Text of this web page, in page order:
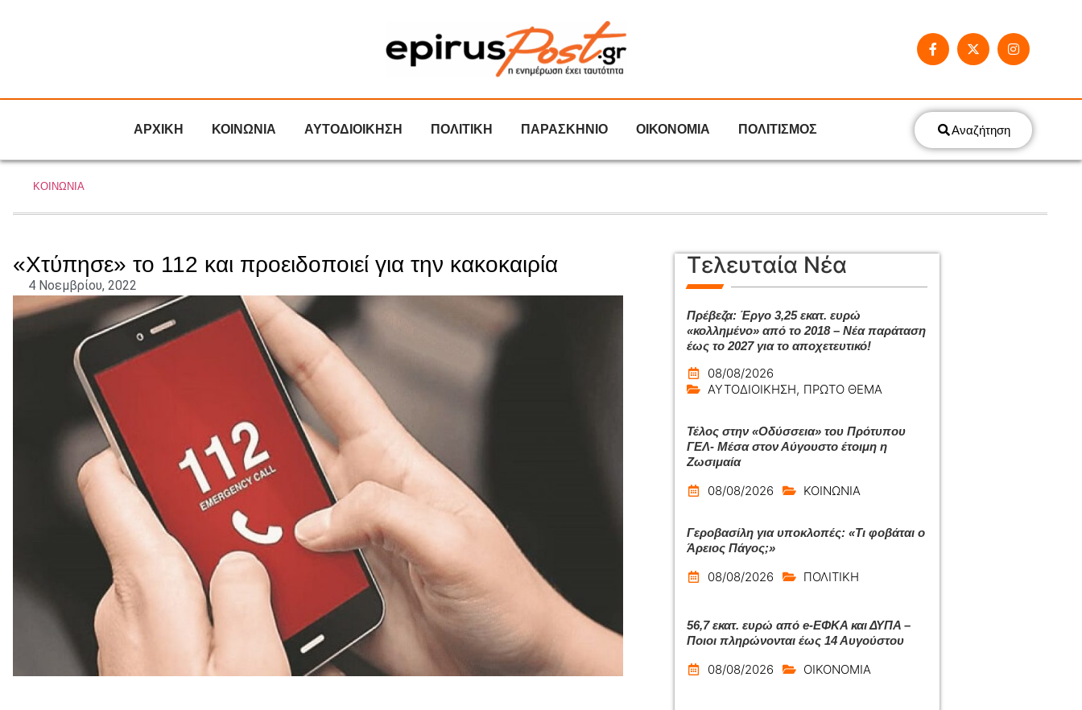
ΑΡΧΙΚΗ ΚΟΙΝΩΝΙΑ ΑΥΤΟΔΙΟΙΚΗΣΗ ΠΟΛΙΤΙΚΗ ΠΑΡΑΣΚΗΝΙΟ ΟΙΚΟΝΟΜΙΑ ΠΟΛΙΤΙΣΜΟΣ Αναζήτηση
ΚΟΙΝΩΝΙΑ
«Χτύπησε» το 112 και προειδοποιεί για την κακοκαιρία
4 Νοεμβρίου, 2022
Τελευταία Νέα
Πρέβεζα: Έργο 3,25 εκατ. ευρώ
«κολλημένο» από το 2018 – Νέα παράταση
έως το 2027 για το αποχετευτικό!
08/08/2026
ΑΥΤΟΔΙΟΙΚΗΣΗ, ΠΡΩΤΟ ΘΕΜΑ
Τέλος στην «Οδύσσεια» του Πρότυπου
ΓΕΛ- Μέσα στον Αύγουστο έτοιμη η
Ζωσιμαία
08/08/2026 ΚΟΙΝΩΝΙΑ
Γεροβασίλη για υποκλοπές: «Τι φοβάται ο
Άρειος Πάγος;»
08/08/2026 ΠΟΛΙΤΙΚΗ
56,7 εκατ. ευρώ από e-ΕΦΚΑ και ΔΥΠΑ –
Ποιοι πληρώνονται έως 14 Αυγούστου
08/08/2026 ΟΙΚΟΝΟΜΙΑ